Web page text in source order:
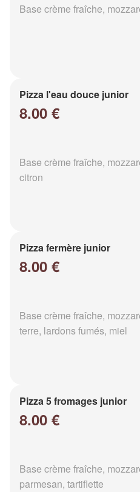
Base crème fraîche,
Pizza l'eau douce junior
8.00 €
Base crème fraîche,
citron
Pizza fermère junior
8.00 €
Base crème fraîche,
terre, lardons fumés, miel
Pizza 5 fromages junior
8.00 €
Base crème fraîche,
parmesan, tartiflette